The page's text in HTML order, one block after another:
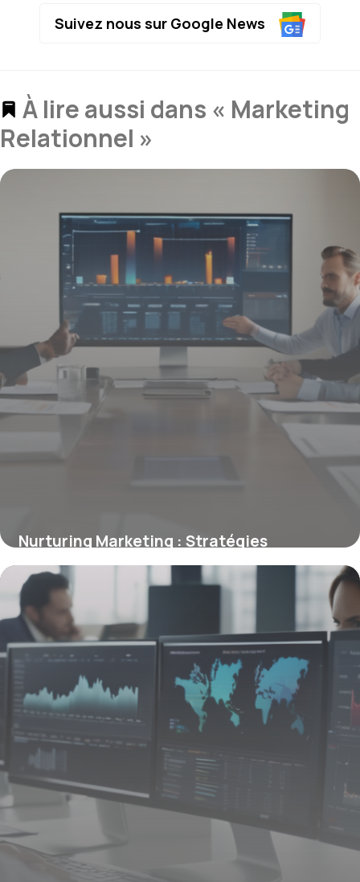
Suivez nous sur Google News
À lire aussi dans « Marketing
Relationnel »
Nurturing Marketing : Stratégies
Complètes 2026
30 avril 2026